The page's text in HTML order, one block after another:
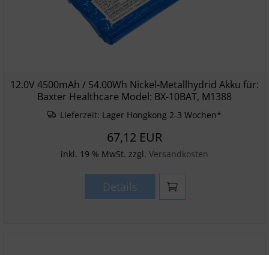
12.0V 4500mAh / 54.00Wh Nickel-Metallhydrid Akku für:
Baxter Healthcare Model: BX-10BAT, M1388
Lieferzeit: Lager Hongkong 2-3 Wochen*
67,12 EUR
inkl. 19 % MwSt. zzgl. Versandkosten
Details